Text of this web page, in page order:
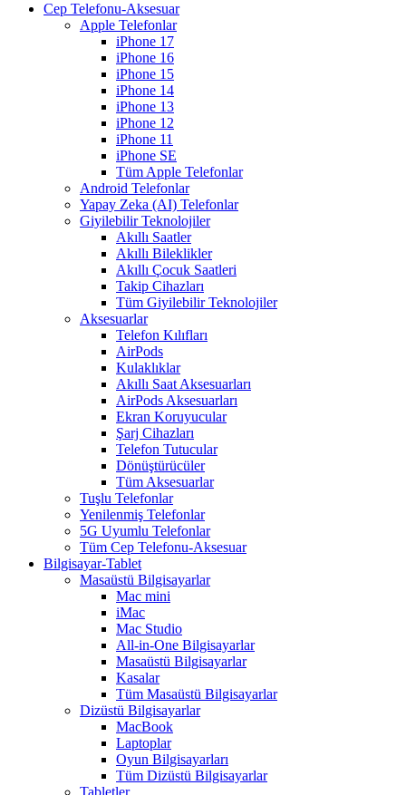
Cep Telefonu-Aksesuar
Apple Telefonlar
iPhone 17
iPhone 16
iPhone 15
iPhone 14
iPhone 13
iPhone 12
iPhone 11
iPhone SE
Tüm Apple Telefonlar
Android Telefonlar
Yapay Zeka (AI) Telefonlar
Giyilebilir Teknolojiler
Akıllı Saatler
Akıllı Bileklikler
Akıllı Çocuk Saatleri
Takip Cihazları
Tüm Giyilebilir Teknolojiler
Aksesuarlar
Telefon Kılıfları
AirPods
Kulaklıklar
Akıllı Saat Aksesuarları
AirPods Aksesuarları
Ekran Koruyucular
Şarj Cihazları
Telefon Tutucular
Dönüştürücüler
Tüm Aksesuarlar
Tuşlu Telefonlar
Yenilenmiş Telefonlar
5G Uyumlu Telefonlar
Tüm Cep Telefonu-Aksesuar
Bilgisayar-Tablet
Masaüstü Bilgisayarlar
Mac mini
iMac
Mac Studio
All-in-One Bilgisayarlar
Masaüstü Bilgisayarlar
Kasalar
Tüm Masaüstü Bilgisayarlar
Dizüstü Bilgisayarlar
MacBook
Laptoplar
Oyun Bilgisayarları
Tüm Dizüstü Bilgisayarlar
Tabletler